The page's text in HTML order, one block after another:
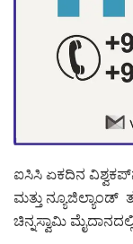
ಐಸಿಸಿ ಏಕದಿನ
ಮತ್ತು
ಚಿನ್ನಸ್ವಾಮಿ